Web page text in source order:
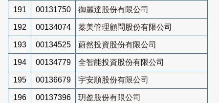
191 00131750 御麗達股份有限公司
192 00134074 蓁美管理顧問股份有限公司
193 00134525 蔚然投資股份有限公司
194 00134779 全智能投資股份有限公司
195 00136679 宇安順股份有限公司
196 00137396 玥盈股份有限公司